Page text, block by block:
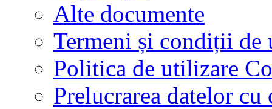
Alte documente
Termeni și condiții de
Politica de utilizare
Prelucrarea datelor cu